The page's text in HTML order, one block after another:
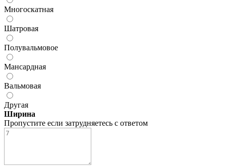
Многоскатная
Шатровая
Полувальмовое
Мансардная
Вальмовая
Другая
Ширина
Пропустите если затрудняетесь с ответом